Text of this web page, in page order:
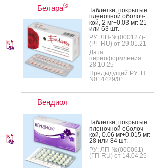
Белара®
Таб­летки, пок­ры­тые
пле­ноч­ной обо­лоч­
кой, 2 мг+0.03 мг: 21
или 63 шт.
РУ: ЛП-№(000127)-
(РГ-RU) от 29.01.21
Дата
переоформления:
28.10.25
Предыдущий РУ: П
N014429/01
Вендиол
Таб­летки, пок­ры­тые
пле­ноч­ной обо­лоч­
кой, 0.06 мг+0.015 мг:
28 или 84 шт.
РУ: ЛП-№(000061)-
(ГП-RU) от 14.04.25